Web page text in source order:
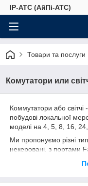
IP-АТС (АйПі-АТС)
Товари та послуги
Комутатори или
Коммутатори або світчі
побудові локальної
моделі на 4, 5, 8, 16, 24,
Ми пропонуємо різні
некеровані, з портами